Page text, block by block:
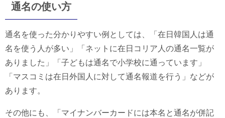
通名の使い方
通名を使った分かりやすい例としては、「在日韓国人は通
名を使う人が多い」「ネットに在日コリア人の通名一覧が
ありました」「子どもは通名で小学校に通っています」
「マスコミは在日外国人に対して通名報道を行う」などが
あります。
その他にも、「マイナンバーカードには本名と通名が併記